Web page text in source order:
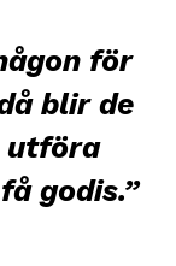
för
blir de
utföra
godis.”